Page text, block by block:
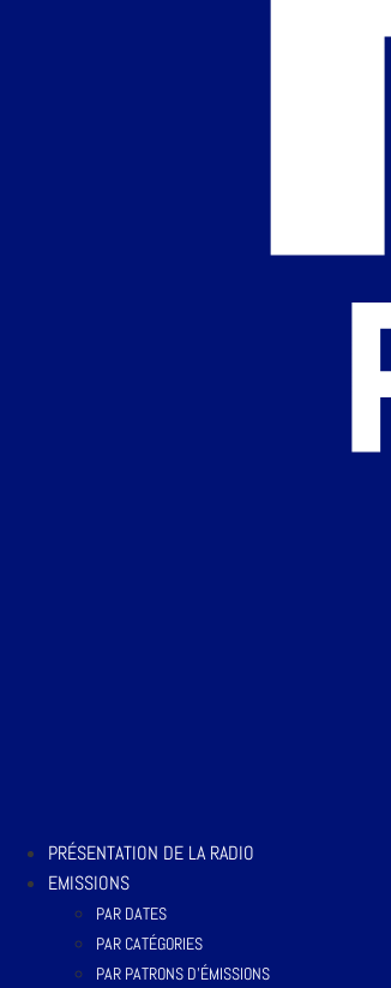
PRÉSENTATION DE LA RADIO
EMISSIONS
PAR DATES
PAR CATÉGORIES
PAR PATRONS D’ÉMISSIONS